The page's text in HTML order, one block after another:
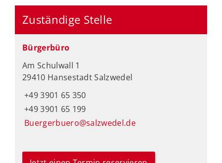
Zuständige Stelle
Bürgerbüro
Am Schulwall 1
29410 Hansestadt Salzwedel
+49 3901 65 350
+49 3901 65 199
Buergerbuero@salzwedel.de